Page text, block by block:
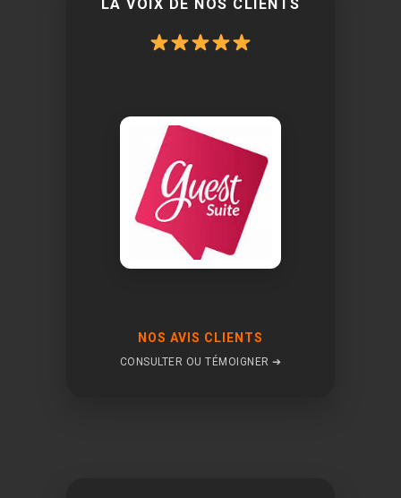
LA VOIX DE NOS CLIENTS
NOS AVIS CLIENTS
CONSULTER OU TÉMOIGNER ➔